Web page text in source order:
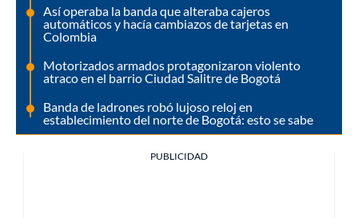
Así operaba la banda que alteraba cajeros
automáticos y hacía cambiazos de tarjetas en
Colombia
Motorizados armados protagonizaron violento
atraco en el barrio Ciudad Salitre de Bogotá
Banda de ladrones robó lujoso reloj en
establecimiento del norte de Bogotá: esto se sabe
PUBLICIDAD